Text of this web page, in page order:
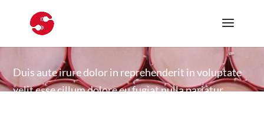
Duis aute irure dolor in reprehenderit in voluptate
velit esse cillum dolore eu fugiat nulla pariatur.